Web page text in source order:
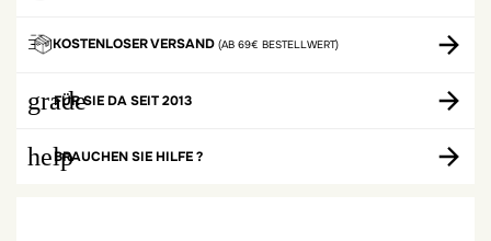
KOSTENLOSER VERSAND (AB 69€ BESTELLWERT)
grade
FÜR SIE DA SEIT 2013
helpBRAUCHEN SIE HILFE ?